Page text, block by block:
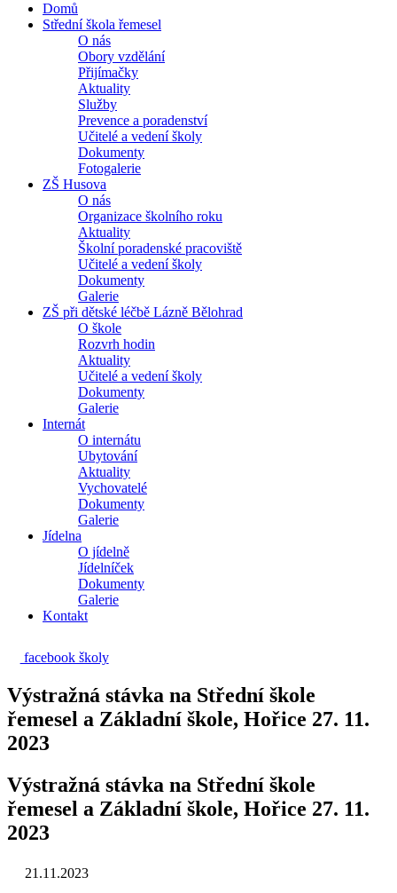
Domů
Střední škola řemesel
O nás
Obory vzdělání
Přijímačky
Aktuality
Služby
Prevence a poradenství
Učitelé a vedení školy
Dokumenty
Fotogalerie
ZŠ Husova
O nás
Organizace školního roku
Aktuality
Školní poradenské pracoviště
Učitelé a vedení školy
Dokumenty
Galerie
ZŠ při dětské léčbě Lázně Bělohrad
O škole
Rozvrh hodin
Aktuality
Učitelé a vedení školy
Dokumenty
Galerie
Internát
O internátu
Ubytování
Aktuality
Vychovatelé
Dokumenty
Galerie
Jídelna
O jídelně
Jídelníček
Dokumenty
Galerie
Kontakt
facebook školy
Výstražná stávka na Střední škole
řemesel a Základní škole, Hořice 27. 11.
2023
Výstražná stávka na Střední škole
řemesel a Základní škole, Hořice 27. 11.
2023
21.11.2023